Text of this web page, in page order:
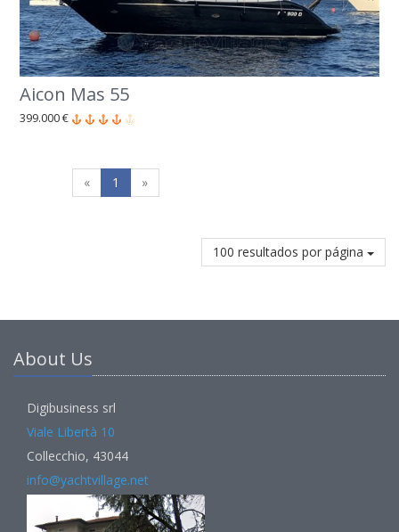
Aicon Mas 55
399.000 €
« 1 »
100 resultados por página
About Us
Digibusiness srl
Viale Libertà 10
Collecchio, 43044
info@yachtvillage.net